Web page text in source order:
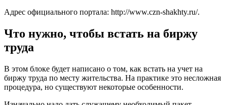
Адрес официального портала: http://www.czn-shakhty.ru/.
Что нужно, чтобы встать на биржу
труда
В этом блоке будет написано о том, как встать на учет на
биржу труда по месту жительства. На практике это несложная
процедура, но существуют некоторые особенности.